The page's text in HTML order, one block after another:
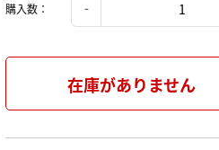
購入数：
在庫がありません